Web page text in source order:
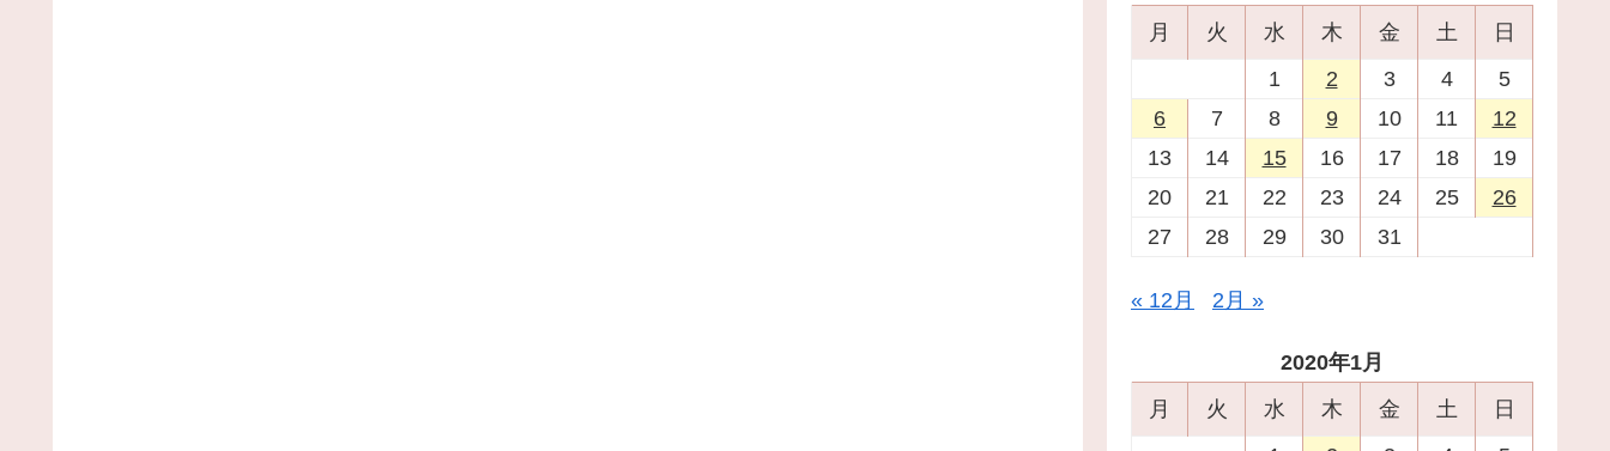
月
火 水 木 金 土
日
1
2 3 4
5
6
7 8 9 10 11
12
13
14 15 16 17 18
19
20
21 22 23 24 25
26
27
28 29 30 31
« 12月 2月 »
2020年1月
月
火 水 木 金 土
日